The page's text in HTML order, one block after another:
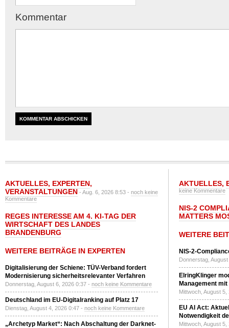
Kommentar
AKTUELLES, EXPERTEN,
VERANSTALTUNGEN - Aug. 6, 2026 8:53 - noch keine
Kommentare
REGES INTERESSE AM 4. KI-TAG DER
WIRTSCHAFT DES LANDES
BRANDENBURG
WEITERE BEITRÄGE IN EXPERTEN
Digitalisierung der Schiene: TÜV-Verband fordert
Modernisierung sicherheitsrelevanter Verfahren
Donnerstag, August 6, 2026 0:37 - noch keine Kommentare
Deutschland im EU-Digitalranking auf Platz 17
Dienstag, August 4, 2026 0:47 - noch keine Kommentare
„Archetyp Market“: Nach Abschaltung der Darknet-
AKTUELLES,
keine Kommentare
NIS-2
MATTERS
WEITERE
NIS-2-
Donnerstag,
ElringKlinger
Management
Mittwoch, August
EU AI Act:
Notwendigkeit
Mittwoch, August